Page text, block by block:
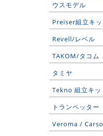
ウスモデル
Preiser組立キッ
Revell/レベル
TAKOM/タコム
タミヤ
Tekno 組立キッ
トランペッター
Veroma /